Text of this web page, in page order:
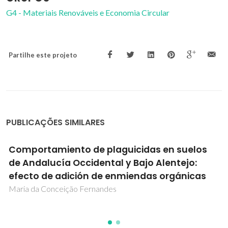
G4 - Materiais Renováveis e Economia Circular
Partilhe este projeto
PUBLICAÇÕES SIMILARES
Comportamiento de plaguicidas en suelos
de Andalucía Occidental y Bajo Alentejo:
efecto de adición de enmiendas orgánicas
Maria da Conceição Fernandes